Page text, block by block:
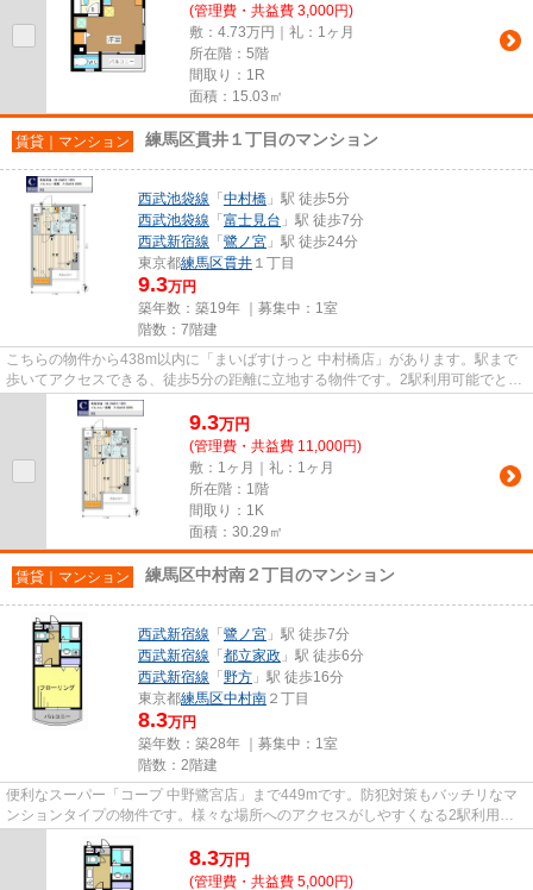
(管理費・共益費 3,000円)
敷：4.73万円｜礼：1ヶ月
所在階：5階
間取り：1R
面積：15.03㎡
賃貸｜マンション 練馬区貫井１丁目のマンション
西武池袋線 「 中村橋 」駅 徒歩5分
西武池袋線 「 富士見台 」駅 徒歩7分
西武新宿線 「 鷺ノ宮 」駅 徒歩24分
東京都練馬区貫井 １丁目
9.3万円
築年数：築19年 ｜募集中： 1室
階数：7階建
こちらの物件から438m以内に「まいばすけっと 中村橋店」があります。駅まで
歩いてアクセスできる、徒歩5分の距離に立地する物件です。2駅利用可能でとて
も利便性の高い物件です。こち...
9.3万円
(管理費・共益費 11,000円)
敷：1ヶ月｜礼：1ヶ月
所在階：1階
間取り：1K
面積：30.29㎡
賃貸｜マンション 練馬区中村南２丁目のマンション
西武新宿線 「 鷺ノ宮 」駅 徒歩7分
西武新宿線 「 都立家政 」駅 徒歩6分
西武新宿線 「 野方 」駅 徒歩16分
東京都練馬区中村南 ２丁目
8.3万円
築年数：築28年 ｜募集中： 1室
階数：2階建
便利なスーパー「コープ 中野鷺宮店」まで449mです。防犯対策もバッチリなマ
ンションタイプの物件です。様々な場所へのアクセスがしやすくなる2駅利用可
能な物件です。外壁はタイル張...
8.3万円
(管理費・共益費 5,000円)